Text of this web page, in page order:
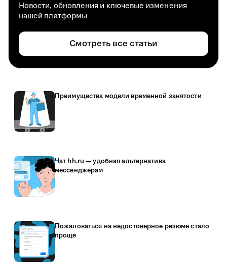
Новости, обновления и ключевые изменения
нашей платформы
Смотреть все статьи
Преимущества модели временной занятости
Чат hh.ru — удобная альтернатива
мессенджерам
Пожаловаться на недостоверное резюме стало
проще